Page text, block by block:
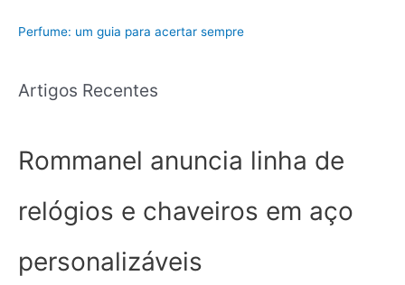
Perfume: um guia para acertar sempre
Artigos Recentes
Rommanel anuncia linha de
relógios e chaveiros em aço
personalizáveis